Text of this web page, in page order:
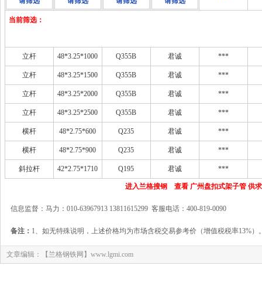
当前筛选：
立杆 48*3.25*1000 Q355B 君诚 ***
立杆 48*3.25*1500 Q355B 君诚 ***
立杆 48*3.25*2000 Q355B 君诚 ***
立杆 48*3.25*2500 Q355B 君诚 ***
横杆 48*2.75*600 Q235 君诚 ***
横杆 48*2.75*900 Q235 君诚 ***
斜拉杆 42*2.75*1710 Q195 君诚 ***
进入兰格搜钢 查看 广州盘扣式架子管 供
信息监督：马力：010-63967913 13811615299 客服电话：400-819-0090
备注： 1、如无特殊说明，上述价格均为市场含税交易参考价（增值税税率13%）
文章编辑：【兰格钢铁网】www.lgmi.com